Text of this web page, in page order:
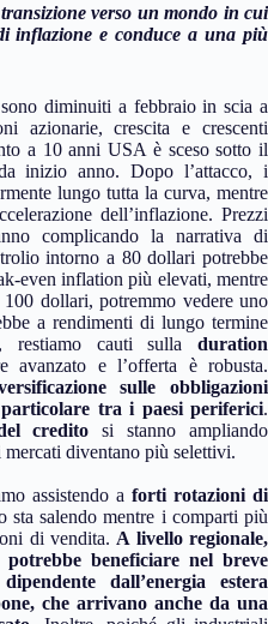
verso un mondo in cui
inflazione e conduce a una più
diminuiti a febbraio in scia a
azionarie, crescita e crescenti
a 10 anni USA è sceso sotto il
inizio anno. Dopo l’attacco, i
lungo tutta la curva, mentre
dell’inflazione. Prezzi
complicando la narrativa di
intorno a 80 dollari potrebbe
even inflation più elevati, mentre
dollari, potremmo vedere uno
a rendimenti di lungo termine
restiamo cauti sulla duration
avanzato e l’offerta è robusta.
sulle obbligazioni
tra i paesi periferici.
credito si stanno ampliando
diventano più selettivi.
assistendo a forti rotazioni di
sta salendo mentre i comparti più
di vendita. A livello regionale,
beneficiare nel breve
dall’energia estera
che arrivano anche da una